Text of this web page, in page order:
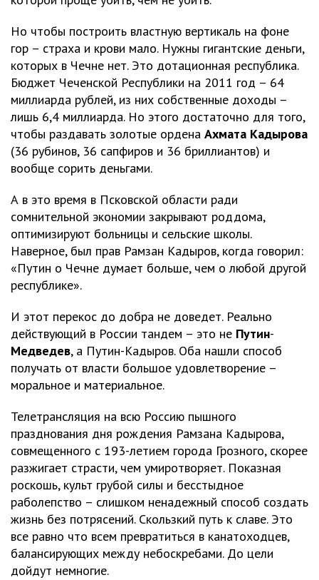
Но чтобы построить властную вертикаль на фоне
гор – страха и крови мало. Нужны гигантские деньги,
которых в Чечне нет. Это дотационная республика.
Бюджет Чеченской Республики на 2011 год – 64
миллиарда рублей, из них собственные доходы –
лишь 6,4 миллиарда. Но этого достаточно для того,
чтобы раздавать золотые ордена Ахмата Кадырова
(36 рубинов, 36 сапфиров и 36 бриллиантов) и
вообще сорить деньгами.
А в это время в Псковской области ради
сомнительной экономии закрывают роддома,
оптимизируют больницы и сельские школы.
Наверное, был прав Рамзан Кадыров, когда говорил:
«Путин о Чечне думает больше, чем о любой другой
республике».
И этот перекос до добра не доведет. Реально
действующий в России тандем – это не Путин-
Медведев, а Путин-Кадыров. Оба нашли способ
получать от власти большое удовлетворение –
моральное и материальное.
Телетрансляция на всю Россию пышного
празднования дня рождения Рамзана Кадырова,
совмещенного с 193-летием города Грозного, скорее
разжигает страсти, чем умиротворяет. Показная
роскошь, культ грубой силы и бесстыдное
раболепство – слишком ненадежный способ создать
жизнь без потрясений. Скользкий путь к славе. Это
все равно что всем превратиться в канатоходцев,
балансирующих между небоскребами. До цели
дойдут немногие.